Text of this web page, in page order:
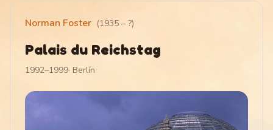
Norman Foster (1935 – ?)
Palais du Reichstag
1992–1999· Berlín